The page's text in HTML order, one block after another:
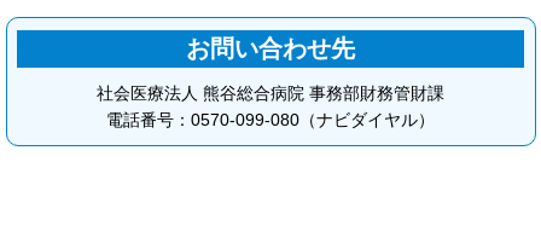
お問い合わせ先
社会医療法人 熊谷総合病院 事務部財務管財課
電話番号：0570-099-080（ナビダイヤル）